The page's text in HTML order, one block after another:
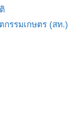
รรมเกษตร (สท.)